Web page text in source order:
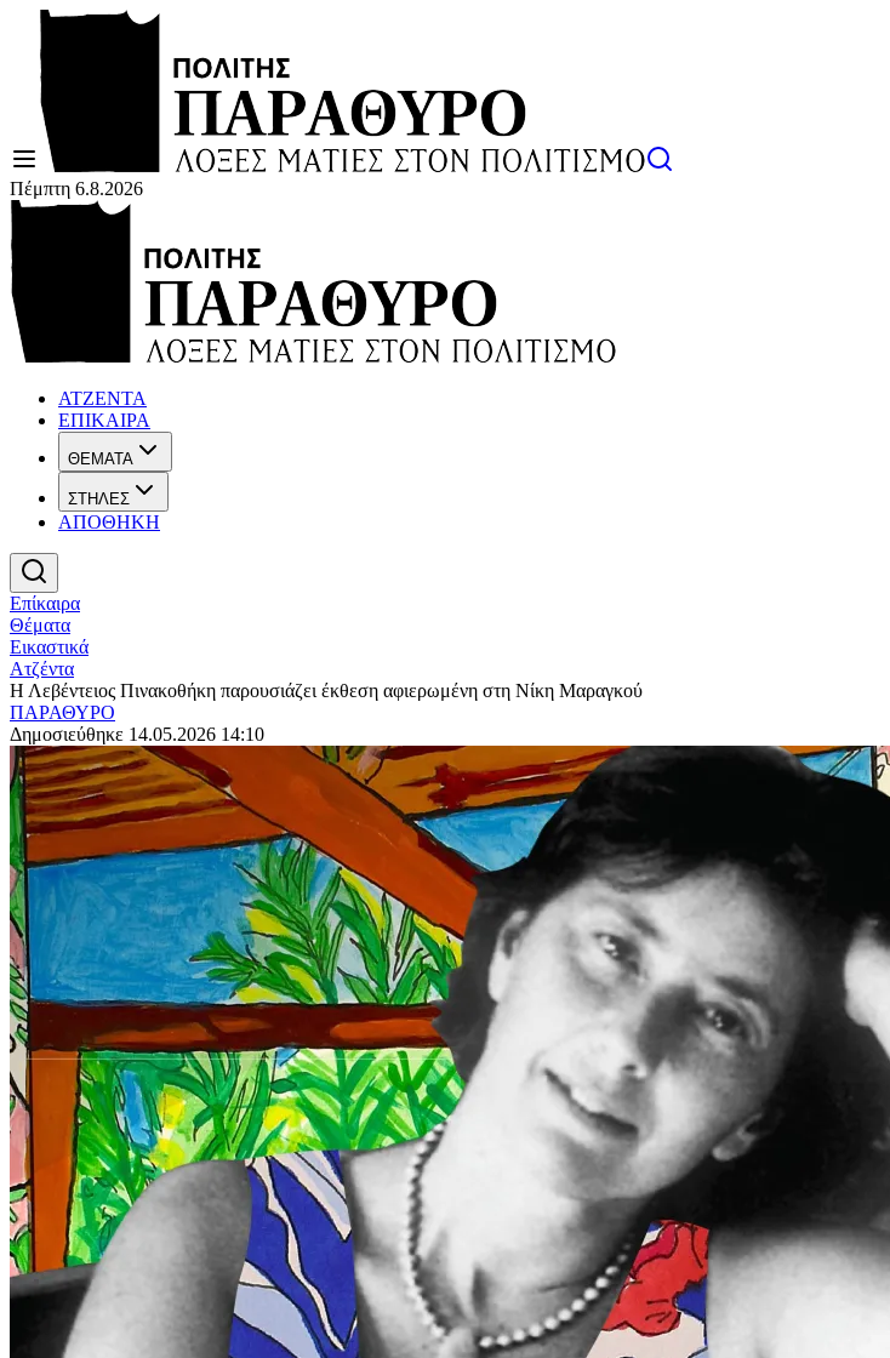
Πέμπτη 6.8.2026
ΑΤΖΕΝΤΑ
ΕΠΙΚΑΙΡΑ
ΘΕΜΑΤΑ
ΣΤΗΛΕΣ
ΑΠΟΘΗΚΗ
Επίκαιρα
Θέματα
Εικαστικά
Ατζέντα
Η Λεβέντειος Πινακοθήκη παρουσιάζει έκθεση αφιερωμένη στη Νίκη Μαραγκού
ΠΑΡΑΘΥΡΟ
Δημοσιεύθηκε 14.05.2026 14:10